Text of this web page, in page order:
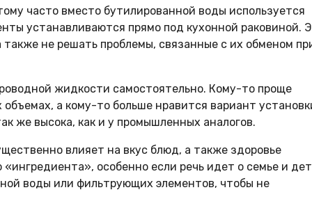
часто вместо бутилированной воды используется
устанавливаются прямо под кухонной раковиной.
не решать проблемы, связанные с их обменом
жидкости самостоятельно. Кому-то проще
а кому-то больше нравится вариант
же высока, как и у промышленных аналогов.
влияет на вкус блюд, а также здоровье
особенно если речь идет о семье и
воды или фильтрующих элементов, чтобы не